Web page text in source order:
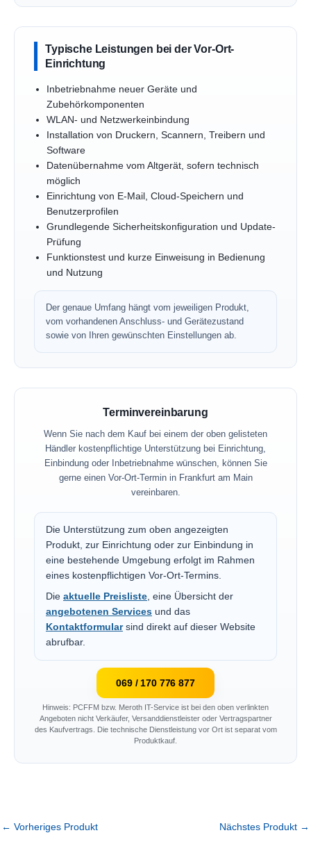
Typische Leistungen bei der Vor-Ort-
Einrichtung
Inbetriebnahme neuer Geräte und
Zubehörkomponenten
WLAN- und Netzwerkeinbindung
Installation von Druckern, Scannern, Treibern und
Software
Datenübernahme vom Altgerät, sofern technisch
möglich
Einrichtung von E-Mail, Cloud-Speichern und
Benutzerprofilen
Grundlegende Sicherheitskonfiguration und Update-
Prüfung
Funktionstest und kurze Einweisung in Bedienung
und Nutzung
Der genaue Umfang hängt vom jeweiligen Produkt,
vom vorhandenen Anschluss- und Gerätezustand
sowie von Ihren gewünschten Einstellungen ab.
Terminvereinbarung
Wenn Sie nach dem Kauf bei einem der oben gelisteten
Händler kostenpflichtige Unterstützung bei Einrichtung,
Einbindung oder Inbetriebnahme wünschen, können Sie
gerne einen Vor-Ort-Termin in Frankfurt am Main
vereinbaren.
Die Unterstützung zum oben angezeigten
Produkt, zur Einrichtung oder zur Einbindung in
eine bestehende Umgebung erfolgt im Rahmen
eines kostenpflichtigen Vor-Ort-Termins.
Die aktuelle Preisliste , eine Übersicht der
angebotenen Services und das
Kontaktformularsind direkt auf dieser Website
abrufbar.
069 / 170 776 877
Hinweis: PCFFM bzw. Meroth IT-Service ist bei den oben verlinkten
Angeboten nicht Verkäufer, Versanddienstleister oder Vertragspartner
des Kaufvertrags. Die technische Dienstleistung vor Ort ist separat vom
Produktkauf.
← Vorheriges Produkt Nächstes Produkt →